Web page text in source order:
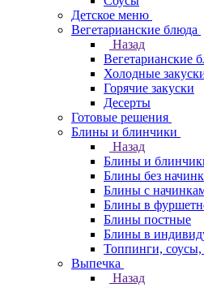
Детское меню
Вегетарианские блюда
Назад
Вегетарианские
Холодные
Горячие закуски
Десерты
Готовые решения
Блины и блинчики
Назад
Блины и
Блины без
Блины с
Блины в
Блины постные
Блины в
Топпинги,
Выпечка
Назад